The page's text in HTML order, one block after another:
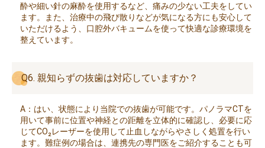
酔や細い針の麻酔を使用するなど、痛みの少ない工夫をしてい
ます。また、治療中の飛び散りなどが気になる方にも安心して
いただけるよう、口腔外バキュームを使って快適な診療環境を
整えています。
Q6. 親知らずの抜歯は対応していますか？
A：はい、状態により当院での抜歯が可能です。パノラマCTを
用いて事前に位置や神経との距離を立体的に確認し、必要に応
じてCO₂レーザーを使用して止血しながらやさしく処置を行い
ます。難症例の場合は、連携先の専門医をご紹介することも可